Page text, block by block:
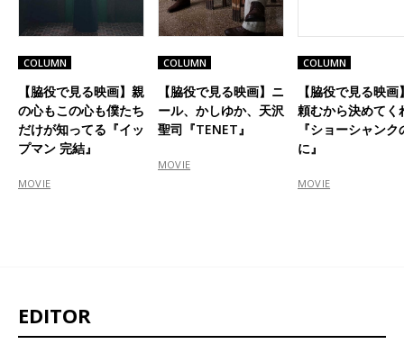
COLUMN
【脇役で見る映画】親
の心もこの心も僕たち
だけが知ってる『イッ
プマン 完結』
MOVIE
COLUMN
【脇役で見る映画】ニ
ール、かしゆか、天沢
聖司『TENET』
MOVIE
COLUMN
【脇役で見る映画
頼むから決めてく
『ショーシャンク
に』
MOVIE
EDITOR